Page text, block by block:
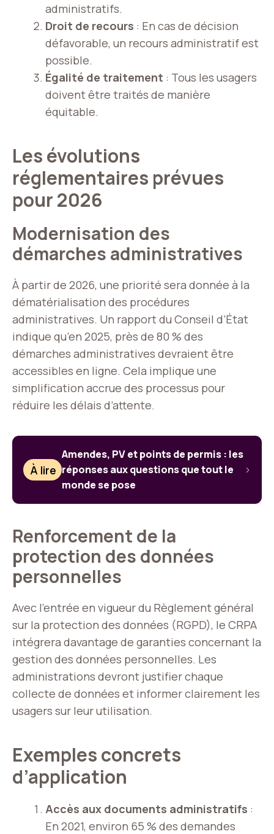
administratifs.
Droit de recours : En cas de décision
défavorable, un recours administratif est
possible.
Égalité de traitement : Tous les usagers
doivent être traités de manière
équitable.
Les évolutions
réglementaires prévues
pour 2026
Modernisation des
démarches administratives
À partir de 2026, une priorité sera donnée à la
dématérialisation des procédures
administratives. Un rapport du Conseil d’État
indique qu’en 2025, près de 80 % des
démarches administratives devraient être
accessibles en ligne. Cela implique une
simplification accrue des processus pour
réduire les délais d’attente.
À lire
Amendes, PV et points de permis : les
réponses aux questions que tout le
monde se pose
Renforcement de la
protection des données
personnelles
Avec l’entrée en vigueur du Règlement général
sur la protection des données (RGPD), le CRPA
intégrera davantage de garanties concernant la
gestion des données personnelles. Les
administrations devront justifier chaque
collecte de données et informer clairement les
usagers sur leur utilisation.
Exemples concrets
d’application
Accès aux documents administratifs :
En 2021, environ 65 % des demandes